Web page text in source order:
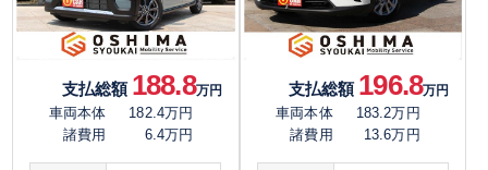
支払総額 188.8万円
車両本体
182.4万円
諸費用
6.4万円
支払総額 196.8万円
車両本体
183.2万円
諸費用
13.6万円